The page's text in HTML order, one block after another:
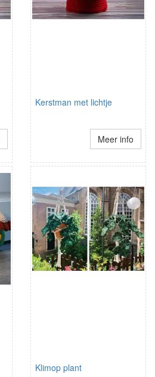
Kerstman met lichtje
Meer info
Klimop plant